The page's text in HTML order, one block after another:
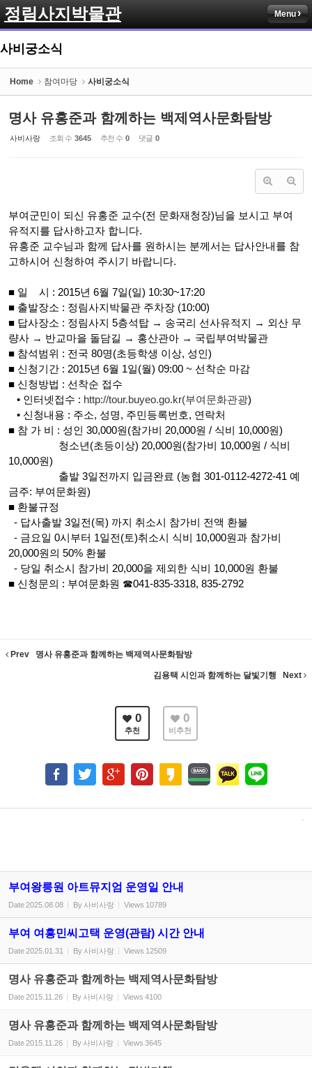
정림사지박물관 Menu
사비궁소식
Home 참여마당 사비궁소식
명사 유홍준과 함께하는 백제역사문화탐방
사비사랑 조회 수 3645 추천 수 0 댓글 0
부여군민이 되신 유홍준 교수(전 문화재청장)님을 보시고 부여
유적지를 답사하고자 합니다.
유홍준 교수님과 함께 답사를 원하시는 분께서는 답사안내를 참
고하시어 신청하여 주시기 바랍니다.
■ 일 시 : 2015년 6월 7일(일) 10:30~17:20
■ 출발장소 : 정림사지박물관 주차장 (10:00)
■ 답사장소 : 정림사지 5층석탑 → 송국리 선사유적지 → 외산 무
량사 → 반교마을 돌담길 → 홍산관아 → 국립부여박물관
■ 참석범위 : 전국 80명(초등학생 이상, 성인)
■ 신청기간 : 2015년 6월 1일(월) 09:00 ~ 선착순 마감
■ 신청방법 : 선착순 접수
• 인터넷접수 : http://tour.buyeo.go.kr(부여문화관광)
• 신청내용 : 주소, 성명, 주민등록번호, 연락처
■ 참 가 비 : 성인 30,000원(참가비 20,000원 / 식비 10,000원)
청소년(초등이상) 20,000원(참가비 10,000원 / 식비
10,000원)
출발 3일전까지 입금완료 (농협 301-0112-4272-41 예
금주: 부여문화원)
■ 환불규정
- 답사출발 3일전(목) 까지 취소시 참가비 전액 환불
- 금요일 0시부터 1일전(토)취소시 식비 10,000원과 참가비
20,000원의 50% 환불
- 당일 취소시 참가비 20,000을 제외한 식비 10,000원 환불
■ 신청문의 : 부여문화원 ☎041-835-3318, 835-2792
Prev 명사 유홍준과 함께하는 백제역사문화탐방
김용택 시인과 함께하는 달빛기행 Next
0
추천
0
비추천
부여왕릉원 아트뮤지엄 운영일 안내
Date2025.08.08 By 사비사랑 Views 10789
부여 여흥민씨고택 운영(관람) 시간 안내
Date2025.01.31 By 사비사랑 Views 12509
명사 유홍준과 함께하는 백제역사문화탐방
Date2015.11.26 By 사비사랑 Views 4100
명사 유홍준과 함께하는 백제역사문화탐방
Date2015.11.26 By 사비사랑 Views 3645
Sketchbook5, 스케치북5
Sketchbook5, 스케치북5